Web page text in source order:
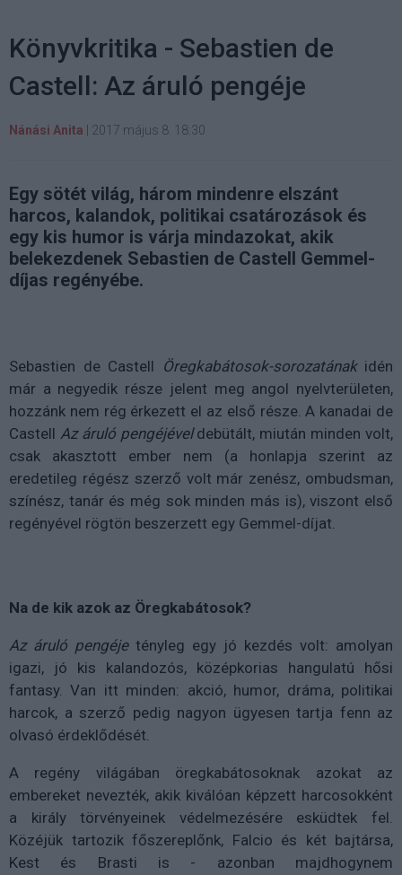
Könyvkritika - Sebastien de
Castell: Az áruló pengéje
Nánási Anita 2017 május 8. 18:30
Egy sötét világ, három mindenre elszánt
harcos, kalandok, politikai csatározások és
egy kis humor is várja mindazokat, akik
belekezdenek Sebastien de Castell Gemmel-
díjas regényébe.
Sebastien de Castell Öregkabátosok-sorozatánakidén
már a negyedik része jelent meg angol nyelvterületen,
hozzánk nem rég érkezett el az első része. A kanadai de
Castell Az áruló pengéjéveldebütált, miután minden volt,
csak akasztott ember nem (a honlapja szerint az
eredetileg régész szerző volt már zenész, ombudsman,
színész, tanár és még sok minden más is), viszont első
regényével rögtön beszerzett egy Gemmel-díjat.
Na de kik azok az Öregkabátosok?
Az áruló pengéjetényleg egy jó kezdés volt: amolyan
igazi, jó kis kalandozós, középkorias hangulatú hősi
fantasy. Van itt minden: akció, humor, dráma, politikai
harcok, a szerző pedig nagyon ügyesen tartja fenn az
olvasó érdeklődését.
A regény világában öregkabátosoknak azokat az
embereket nevezték, akik kiválóan képzett harcosokként
a király törvényeinek védelmezésére esküdtek fel.
Közéjük tartozik főszereplőnk, Falcio és két bajtársa,
Kest és Brasti is - azonban majdhogynem